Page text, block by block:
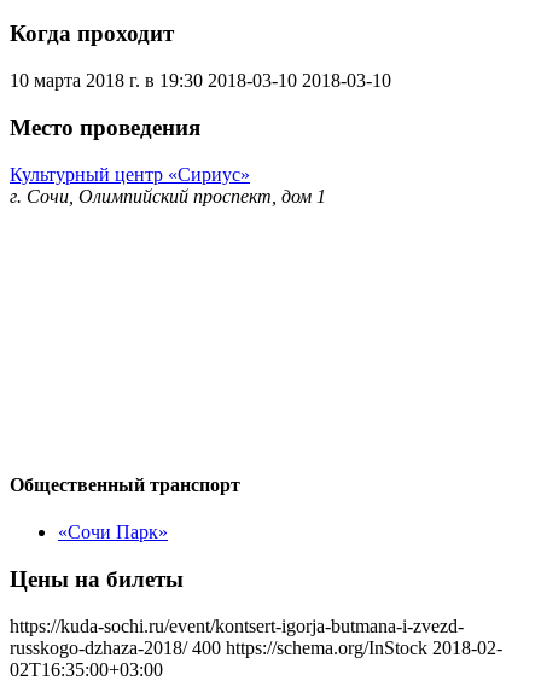
Когда проходит
10 марта 2018 г. в 19:30 2018-03-10 2018-03-10
Место проведения
Культурный центр «Сириус»
г. Сочи, Олимпийский проспект, дом 1
Общественный транспорт
«Сочи Парк»
Цены на билеты
https://kuda-sochi.ru/event/kontsert-igorja-butmana-i-zvezd-
russkogo-dzhaza-2018/ 400 https://schema.org/InStock 2018-02-
02T16:35:00+03:00